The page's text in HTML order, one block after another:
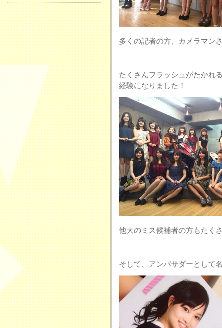
多くの記者の方、カメラマン
たくさんフラッシュがたかれ
経験になりました！
他大のミス候補者の方もたく
そして、アンバサダーとして